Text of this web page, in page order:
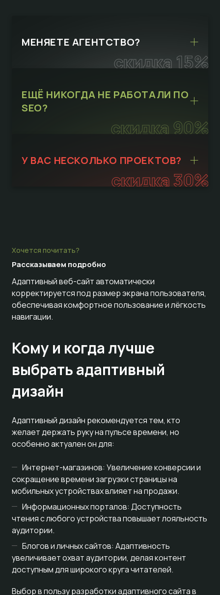
скидка 15%
МЕНЯЕТЕ АГЕНТСТВО?
скидка 90%
ЕЩЁ НИКОГДА НЕ РАБОТАЛИ ПО
SEO?
скидка 30%
У ВАС НЕСКОЛЬКО ПРОЕКТОВ?
Хочется почитать?
Рассказываем подробно
Адаптивный веб-сайт автоматически
корректируется под размер экрана пользователя,
обеспечивая комфортное пользование и лёгкость
навигации.
Кому и когда лучше
выбрать адаптивный
дизайн
Адаптивный дизайн рекомендуется тем, кто
желает держать руку на пульсе времени, но
особенно актуален он для:
Интернет-магазинов: Увеличение конверсии и
сокращение времени загрузки страницы на
мобильных устройствах влияет на продажи.
Информационных порталов: Доступность
чтения с любого устройства повышает лояльность
аудитории.
Блогов и личных сайтов: Адаптивность
увеличивает охват аудитории, делая контент
доступным для широкого круга читателей.
Выбор в пользу разработки адаптивного сайта в